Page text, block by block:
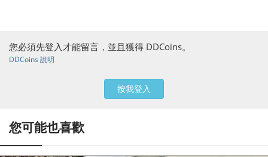
您必須先登入才能留言，並且獲得 DDCoins。
DDCoins 說明
按我登入
您可能也喜歡